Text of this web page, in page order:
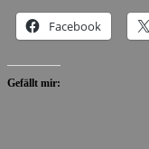
Facebook
Gefällt mir: